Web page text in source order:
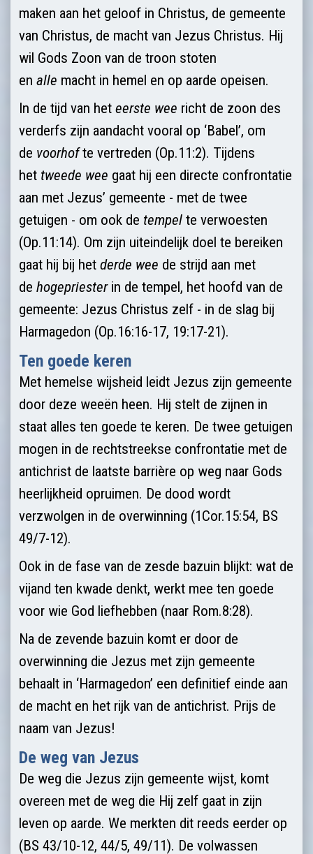
maken aan het geloof in Christus, de gemeente
van Christus, de macht van Jezus Christus. Hij
wil Gods Zoon van de troon stoten
en alle macht in hemel en op aarde opeisen.
In de tijd van het eerste wee richt de zoon des
verderfs zijn aandacht vooral op ‘Babel’, om
de voorhofte vertreden (Op.11:2). Tijdens
het tweede wee gaat hij een directe confrontatie
aan met Jezus’ gemeente - met de twee
getuigen - om ook de tempel te verwoesten
(Op.11:14). Om zijn uiteindelijk doel te bereiken
gaat hij bij het derde wee de strijd aan met
de hogepriesterin de tempel, het hoofd van de
gemeente: Jezus Christus zelf - in de slag bij
Harmagedon (Op.16:16-17, 19:17-21).
Ten goede keren
Met hemelse wijsheid leidt Jezus zijn gemeente
door deze weeën heen. Hij stelt de zijnen in
staat alles ten goede te keren. De twee getuigen
mogen in de rechtstreekse confrontatie met de
antichrist de laatste barrière op weg naar Gods
heerlijkheid opruimen. De dood wordt
verzwolgen in de overwinning (1Cor.15:54, BS
49/7-12).
Ook in de fase van de zesde bazuin blijkt: wat de
vijand ten kwade denkt, werkt mee ten goede
voor wie God liefhebben (naar Rom.8:28).
Na de zevende bazuin komt er door de
overwinning die Jezus met zijn gemeente
behaalt in ‘Harmagedon’ een definitief einde aan
de macht en het rijk van de antichrist. Prijs de
naam van Jezus!
De weg van Jezus
De weg die Jezus zijn gemeente wijst, komt
overeen met de weg die Hij zelf gaat in zijn
leven op aarde. We merkten dit reeds eerder op
(BS 43/10-12, 44/5, 49/11). De volwassen